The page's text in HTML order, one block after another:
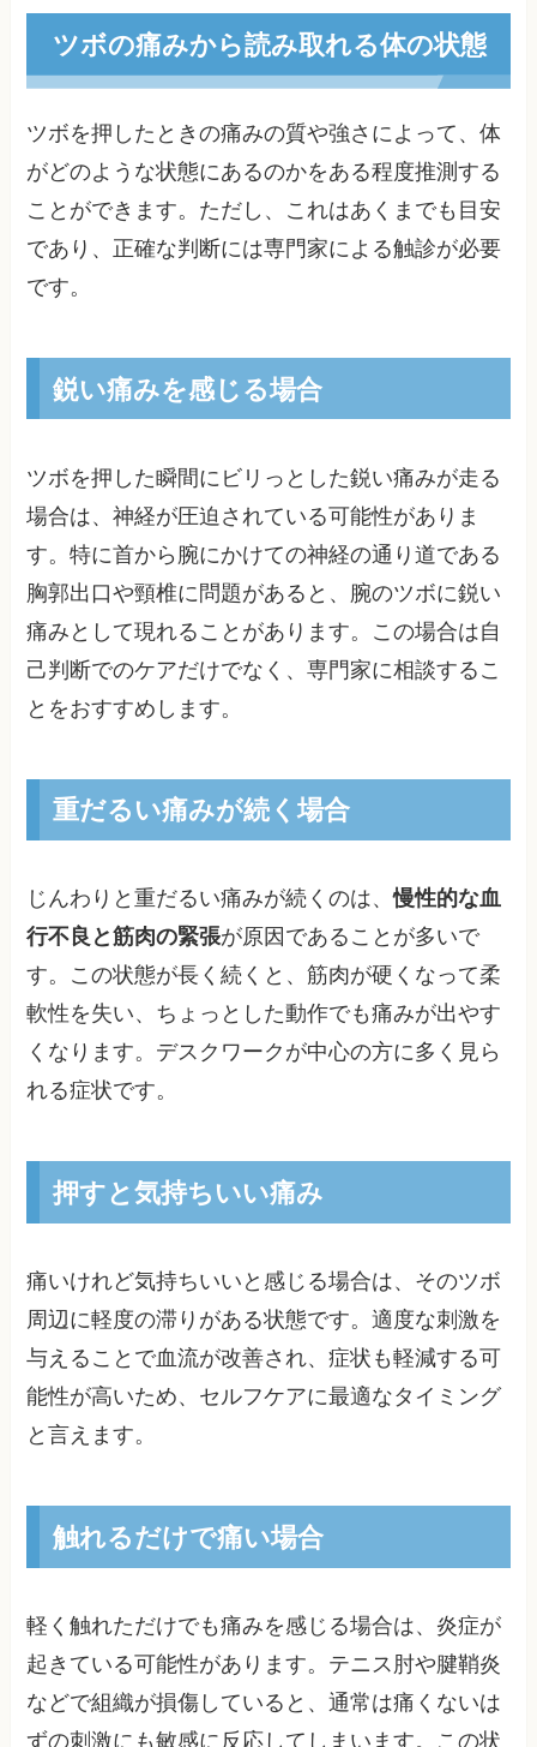
ツボの痛みから読み取れる体の状態
ツボを押したときの痛みの質や強さによって、体
がどのような状態にあるのかをある程度推測する
ことができます。ただし、これはあくまでも目安
であり、正確な判断には専門家による触診が必要
です。
鋭い痛みを感じる場合
ツボを押した瞬間にビリっとした鋭い痛みが走る
場合は、神経が圧迫されている可能性がありま
す。特に首から腕にかけての神経の通り道である
胸郭出口や頸椎に問題があると、腕のツボに鋭い
痛みとして現れることがあります。この場合は自
己判断でのケアだけでなく、専門家に相談するこ
とをおすすめします。
重だるい痛みが続く場合
じんわりと重だるい痛みが続くのは、慢性的な血
行不良と筋肉の緊張が原因であることが多いで
す。この状態が長く続くと、筋肉が硬くなって柔
軟性を失い、ちょっとした動作でも痛みが出やす
くなります。デスクワークが中心の方に多く見ら
れる症状です。
押すと気持ちいい痛み
痛いけれど気持ちいいと感じる場合は、そのツボ
周辺に軽度の滞りがある状態です。適度な刺激を
与えることで血流が改善され、症状も軽減する可
能性が高いため、セルフケアに最適なタイミング
と言えます。
触れるだけで痛い場合
軽く触れただけでも痛みを感じる場合は、炎症が
起きている可能性があります。テニス肘や腱鞘炎
などで組織が損傷していると、通常は痛くないは
ずの刺激にも敏感に反応してしまいます。この状